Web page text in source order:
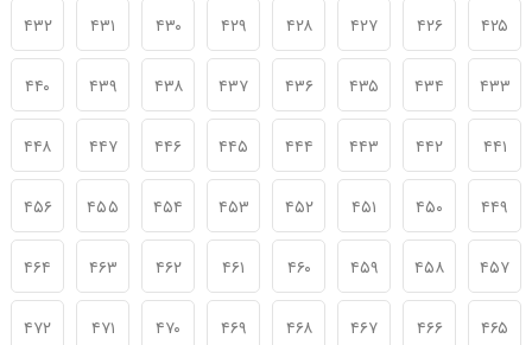
۴۲۵ ۴۲۶ ۴۲۷ ۴۲۸ ۴۲۹ ۴۳۰ ۴۳۱ ۴۳۲
۴۳۳ ۴۳۴ ۴۳۵ ۴۳۶ ۴۳۷ ۴۳۸ ۴۳۹ ۴۴۰
۴۴۱ ۴۴۲ ۴۴۳ ۴۴۴ ۴۴۵ ۴۴۶ ۴۴۷ ۴۴۸
۴۴۹ ۴۵۰ ۴۵۱ ۴۵۲ ۴۵۳ ۴۵۴ ۴۵۵ ۴۵۶
۴۵۷ ۴۵۸ ۴۵۹ ۴۶۰ ۴۶۱ ۴۶۲ ۴۶۳ ۴۶۴
۴۶۵ ۴۶۶ ۴۶۷ ۴۶۸ ۴۶۹ ۴۷۰ ۴۷۱ ۴۷۲